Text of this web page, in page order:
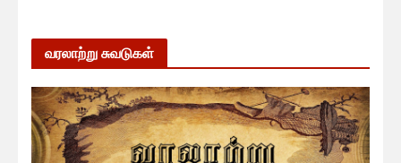
வரலாற்று சுவடுகள்